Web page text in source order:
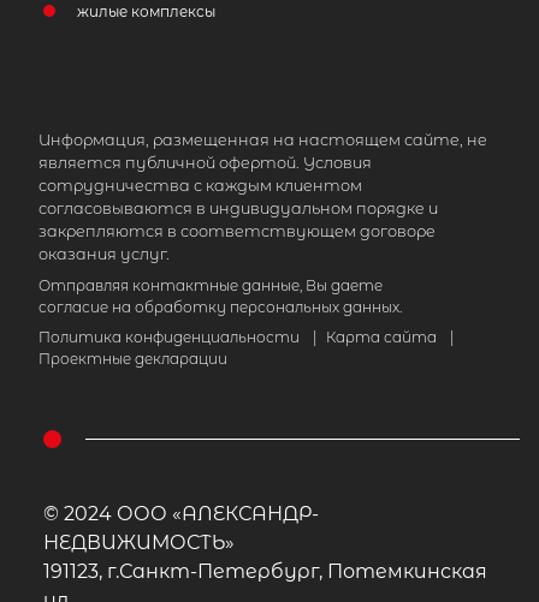
жилые комплексы
Информация, размещенная на настоящем сайте, не
является публичной офертой. Условия
сотрудничества с каждым клиентом
согласовываются в индивидуальном порядке и
закрепляются в соответствующем договоре
оказания услуг.
Отправляя контактные данные, Вы даете
согласие на обработку персональных данных.
Политика конфиденциальности
Карта сайта
Проектные декларации
© 2024 ООО «АЛЕКСАНДР-
НЕДВИЖИМОСТЬ»
191123, г.Санкт-Петербург, Потемкинская